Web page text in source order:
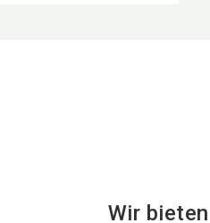
Wir bieten